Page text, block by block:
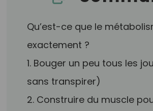
Qu’est-ce que le
exactement ?
1. Bouger un peu tous les
sans transpirer)
2. Construire du muscle